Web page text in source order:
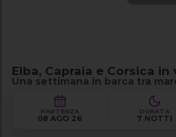
Elba, Capraia e Corsica in
Una settimana in barca tra
PARTENZA
08 AGO 26
DURATA
7 NOTTI